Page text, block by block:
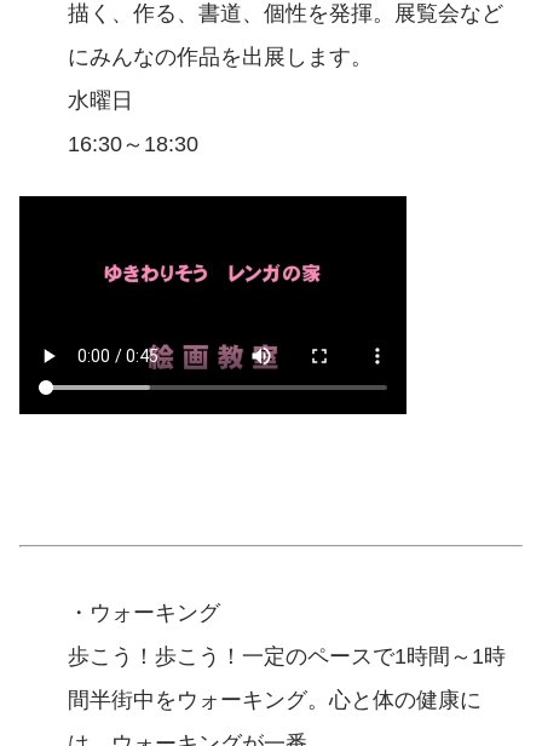
描く、作る、書道、個性を発揮。展覧会など
にみんなの作品を出展します。
水曜日
16:30～18:30
・ウォーキング
歩こう！歩こう！一定のペースで1時間～1時
間半街中をウォーキング。心と体の健康に